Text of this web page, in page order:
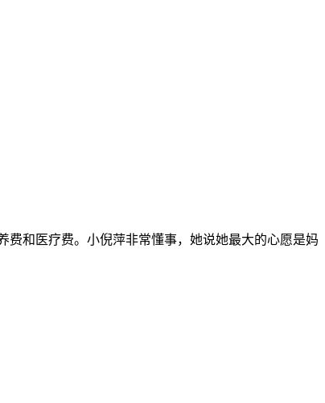
费和医疗费。小倪萍非常懂事，她说她最大的心愿是妈